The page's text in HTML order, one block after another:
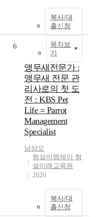
복사/대
출신청
목차보
기
6
앵무새전문가 :
앵무새 전문 관
리사로의 첫 도
전 : KBS Pet
Life = Parrot
Management
Specialist
남상오
형설이엠제이 형
설미래교육원
2020
복사/대
출신청